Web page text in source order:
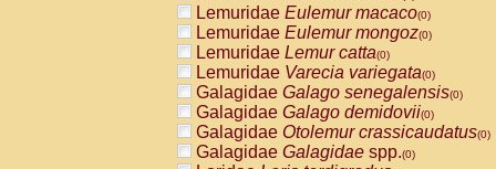
AtelidaeAlouatta caraya(0)
AtelidaeAlouatta fusca(0)
AtelidaeAlouatta seniculus
AtelidaeAlouattaspp.(0)
AtelidaeAteles belzebuth(0)
AtelidaeAteles geoffroyi(0)
AtelidaeAteles paniscus(0)
AtelidaeAtelesspp.(0)
Lemuridae Eulemur macaco(0)
Lemuridae Eulemur mongoz(0)
Lemuridae Lemur catta(0)
Lemuridae Varecia variegata(0)
Galagidae Galago senegalensis(0)
Galagidae Galago demidovii(0)
Galagidae Otolemur crassicaudatus(0)
Galagidae Galagidae spp.(0)